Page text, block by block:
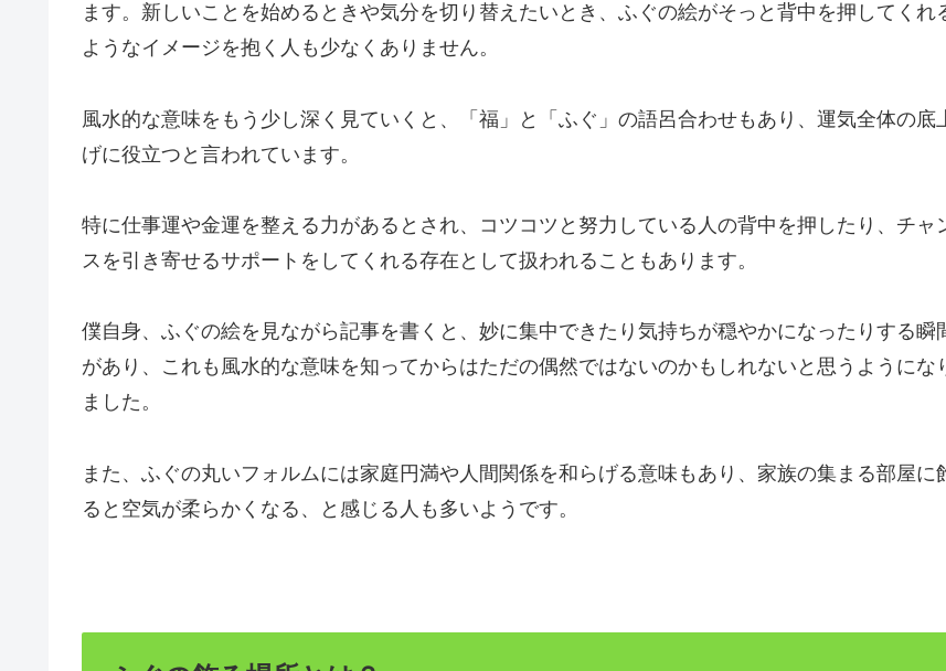
ます。新しいことを始めるときや気分を切り替えたいとき、ふぐの絵がそっと背中を押してくれ
ようなイメージを抱く人も少なくありません。
風水的な意味をもう少し深く見ていくと、「福」と「ふぐ」の語呂合わせもあり、運気全体の底
げに役立つと言われています。
特に仕事運や金運を整える力があるとされ、コツコツと努力している人の背中を押したり、チャ
スを引き寄せるサポートをしてくれる存在として扱われることもあります。
僕自身、ふぐの絵を見ながら記事を書くと、妙に集中できたり気持ちが穏やかになったりする瞬
があり、これも風水的な意味を知ってからはただの偶然ではないのかもしれないと思うようにな
ました。
また、ふぐの丸いフォルムには家庭円満や人間関係を和らげる意味もあり、家族の集まる部屋に
ると空気が柔らかくなる、と感じる人も多いようです。